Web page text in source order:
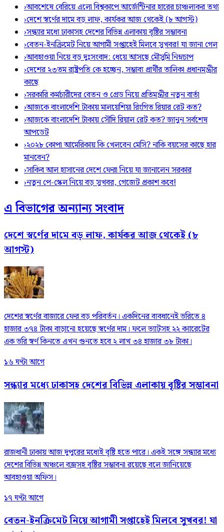
›আবশেষে বেরিয়ে এলো বিশ্বকাপে আর্জেন্টিনার হারের চাঞ্চল্যকর তথ্য
›দেশে স্বর্ণের দামে বড় লাফ, কার্যকর আজ থেকেই (৮ আগস্ট)
›সন্ধ্যার মধ্যে ঢাকাসহ দেশের বিভিন্ন এলাকায় বৃষ্টির সম্ভাবনা
›বেতন-ইনক্রিমেট নিয়ে আগামী সপ্তাহেই মিলবে সুখবর! যা জানা গেল
›আবহাওয়া নিয়ে বড় দুঃসংবাদ: ধেয়ে আসছে মৌসুমি নিম্নচাপ
›দেশের ২৩তম রাষ্ট্রপতি কে হচ্ছেন, সম্ভাব্য প্রার্থীর তালিকা প্রধানমন্ত্রীর
কাছে
›সরকারি কর্মচারীদের বেতন ও গ্রেড নিয়ে প্রতিমন্ত্রীর নতুন বার্তা
›আজকে বাংলাদেশি টাকায় মালয়েশিয়া রিংগিত রিয়ার রেট কত?
›আজকে বাংলাদেশি টাকায় সৌদি রিয়াল রেট কত? জানুন সর্বশেষ
আপডেট
›২০২৮ কোপা আমেরিকায় কি খেলবেন মেসি? নাকি বয়সের কাছে হার
মানবেন?
›সাকিব আল হাসানের দেশে ফেরা নিয়ে যা জানালেন সরকার
›নতুন পে-স্কেল নিয়ে বড় সুখবর, গেজেট প্রকাশ কবে!
এ বিভাগের অন্যান্য সংবাদ
দেশে স্বর্ণের দামে বড় লাফ, কার্যকর আজ থেকেই (৮
আগস্ট)
দেশের স্বর্ণের বাজারে ফের বড় পরিবর্তন। একদিনের ব্যবধানেই ভরিতে ৪
হাজার ৩৭৪ টাকা বাড়ানো হয়েছে স্বর্ণের দাম। ফলে ভ্যাটসহ ২২ ক্যারেটের
এক ভরি স্বর্ণ কিনতে এখন গুনতে হবে ২ লাখ ৩৪ হাজার ৩৮ টাকা।
১৬ ঘণ্টা আগে
সন্ধ্যার মধ্যে ঢাকাসহ দেশের বিভিন্ন এলাকায় বৃষ্টির সম্ভাবনা
রাজধানী ঢাকায় আজ দুপুরের মধ্যেই বৃষ্টি হতে পারে। একই সঙ্গে সন্ধ্যার মধ্যে
দেশের বিভিন্ন অঞ্চলে বজ্রসহ বৃষ্টির সম্ভাবনা রয়েছে বলে জানিয়েছে
আবহাওয়া অফিস।
১৭ ঘণ্টা আগে
বেতন-ইনক্রিমেট নিয়ে আগামী সপ্তাহেই মিলবে সুখবর! যা